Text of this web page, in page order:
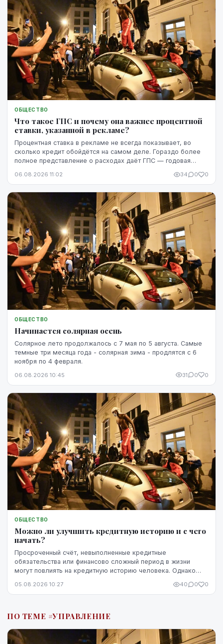
ОБЩЕСТВО
Что такое ГПС и почему она важнее процентной
ставки, указанной в рекламе?
Процентная ставка в рекламе не всегда показывает, во
сколько кредит обойдётся на самом деле. Гораздо более
полное представление о расходах даёт ГПС — годовая
06.08.2026 11:02 34 0 0
ОБЩЕСТВО
Начинается солярная осень
Солярное лето продолжалось с 7 мая по 5 августа. Самые
темные три месяца года - солярная зима - продлятся с 6
ноября по 4 февраля.
06.08.2026 10:45 31 0 0
ОБЩЕСТВО
Можно ли улучшить кредитную историю и с чего
начать?
Просроченный счёт, невыполненные кредитные
обязательства или финансово сложный период в жизни
могут повлиять на кредитную историю человека. Однако
невозможно изменить. Кредитную историю можно
действия.
05.08.2026 10:27 40 0 0
ПО ТЕМЕ #УПРАВЛЕНИЕ